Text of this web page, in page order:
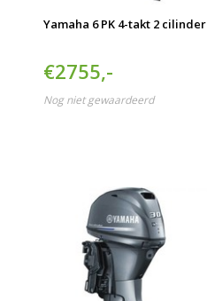
Yamaha 6 PK 4-takt 2 cilinder
€2755,-
Nog niet gewaardeerd